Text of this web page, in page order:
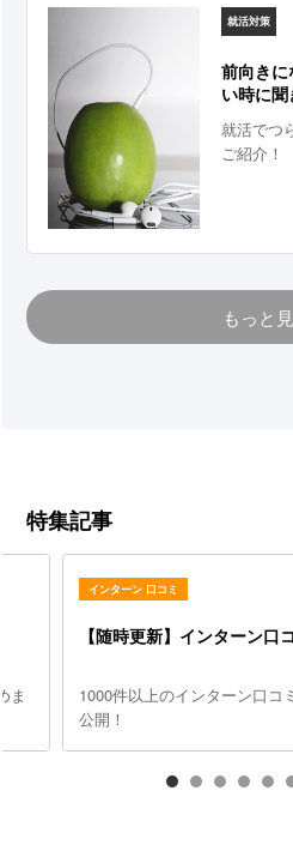
就活対策
前向き
い時に
就活でつ
ご紹介！
もっと
特集記事
ま
インターン 口コミ
【随時更新】インターン口
1000件以上のインターン口コ
公開！